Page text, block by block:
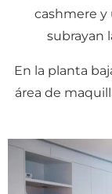
cashmere y
subrayan
En la planta
área de